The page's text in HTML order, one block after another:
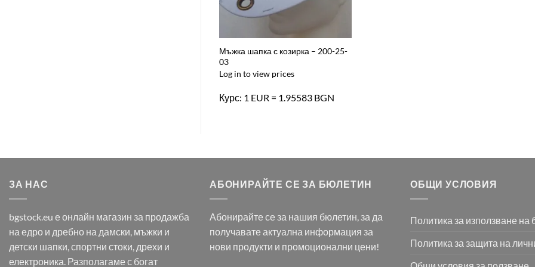
Мъжка шапка с козирка – 200-25-
03
Log in to view prices
Курс: 1 EUR = 1.95583 BGN
ЗА НАС
bgstock.eu е онлайн магазин за продажба
на едро и дребно на дамски, мъжки и
детски шапки, спортни стоки, дрехи и
електроника. Разполагаме с богат
АБОНИРАЙТЕ СЕ ЗА БЮЛЕТИН
Абонирайте се за нашия бюлетин, за да
получавате актуална информация за
нови продукти и промоционални цени!
ОБЩИ УСЛОВИЯ
Политика за използване на
Политика за защита на